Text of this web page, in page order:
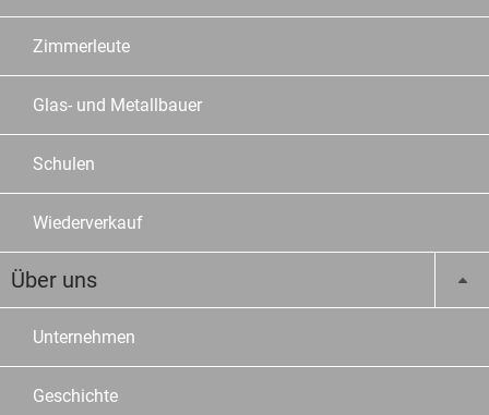
Zimmerleute
Glas- und Metallbauer
Schulen
Wiederverkauf
Über uns
Unternehmen
Geschichte